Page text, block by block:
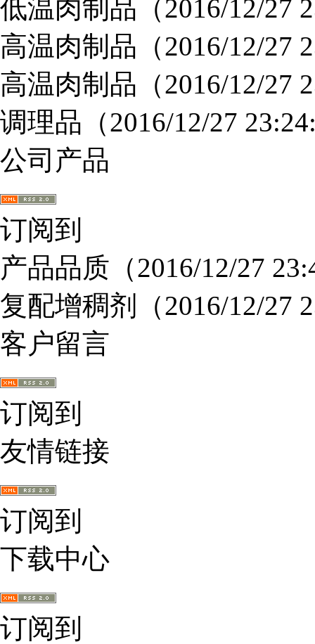
低温肉制品 （2016/12/27
高温肉制品 （2016/12/27
高温肉制品 （2016/12/27
调理品 （2016/12/27
公司产品
订阅到
产品品质 （2016/12/27
复配增稠剂
（2016/12/27
客户留言
订阅到
友情链接
订阅到
下载中心
订阅到